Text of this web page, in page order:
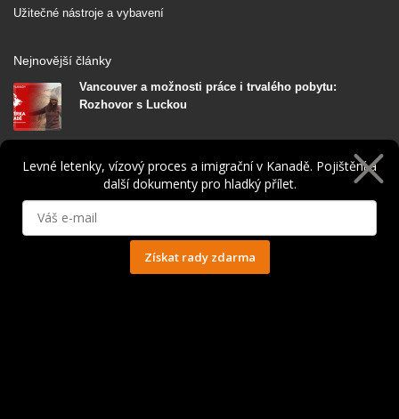
Užitečné nástroje a vybavení
Nejnovější články
Vancouver a možnosti práce i trvalého pobytu:
Rozhovor s Luckou
Život v Banffu, práce na chatě v Rockies. Rozhovor se
Sabinou
Levné letenky, vízový proces a imigrační v Kanadě. Pojištění a
další dokumenty pro hladký přílet.
Získat rady zdarma